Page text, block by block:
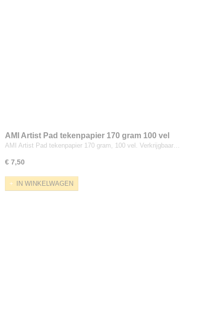
AMI Artist Pad tekenpapier 170 gram 100 vel
AMI Artist Pad tekenpapier 170 gram, 100 vel. Verkrijgbaar…
€ 7,50
IN WINKELWAGEN